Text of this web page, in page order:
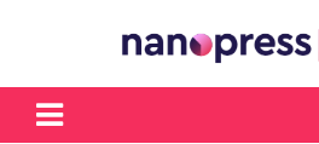
Il magazine femminile di Nanopress.it